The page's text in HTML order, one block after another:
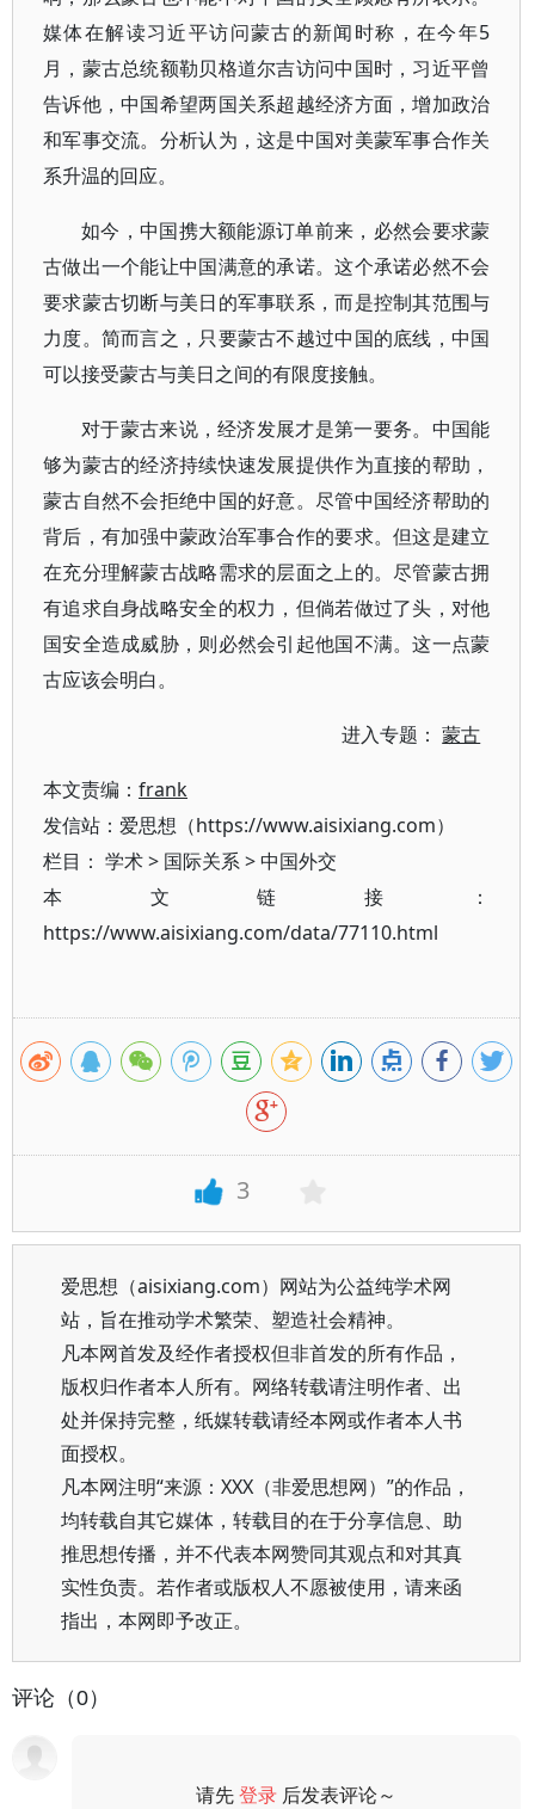
媒体在解读习近平访问蒙古的新闻时称，在今年5
月，蒙古总统额勒贝格道尔吉访问中国时，习近平曾
告诉他，中国希望两国关系超越经济方面，增加政治
和军事交流。分析认为，这是中国对美蒙军事合作关
系升温的回应。
如今，中国携大额能源订单前来，必然会要求蒙
古做出一个能让中国满意的承诺。这个承诺必然不会
要求蒙古切断与美日的军事联系，而是控制其范围与
力度。简而言之，只要蒙古不越过中国的底线，中国
可以接受蒙古与美日之间的有限度接触。
对于蒙古来说，经济发展才是第一要务。中国能
够为蒙古的经济持续快速发展提供作为直接的帮助，
蒙古自然不会拒绝中国的好意。尽管中国经济帮助的
背后，有加强中蒙政治军事合作的要求。但这是建立
在充分理解蒙古战略需求的层面之上的。尽管蒙古拥
有追求自身战略安全的权力，但倘若做过了头，对他
国安全造成威胁，则必然会引起他国不满。这一点蒙
古应该会明白。
进入专题：蒙古
本文责编： frank
发信站：爱思想（https://www.aisixiang.com）
栏目： 学术> 国际关系>中国外交
本文链接：
https://www.aisixiang.com/data/77110.html
3
爱思想（aisixiang.com）网站为公益纯学术网
站，旨在推动学术繁荣、塑造社会精神。
凡本网首发及经作者授权但非首发的所有作品，
版权归作者本人所有。网络转载请注明作者、出
处并保持完整，纸媒转载请经本网或作者本人书
面授权。
凡本网注明“来源：XXX（非爱思想网）”的作品，
均转载自其它媒体，转载目的在于分享信息、助
推思想传播，并不代表本网赞同其观点和对其真
实性负责。若作者或版权人不愿被使用，请来函
指出，本网即予改正。
评论（0）
请先登录 后发表评论～